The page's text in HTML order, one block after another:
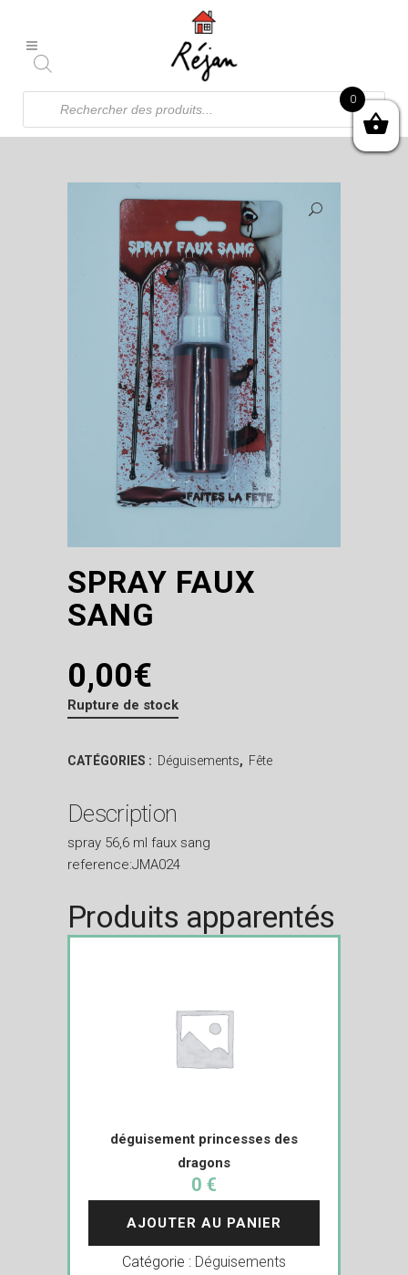
Recherche
produits
SPRAY FAUX
SANG
0,00€
Rupture de stock
CATÉGORIES : Déguisements, Fête
Description
spray 56,6 ml faux sang
reference:JMA024
Produits apparentés
déguisement princesses des
dragons
0 €
AJOUTER AU PANIER
Catégorie : Déguisements
0